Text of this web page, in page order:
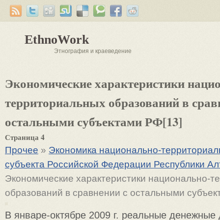
EthnoWork
Этнография и краеведение
Экономические характеристики
территориальных образований в
остальными субъектами РФ[13]
Страница 4
Прочее » Экономика национально-
субъекта Российской Федерации Республики
Экономические характеристики национально-
образований в сравнении с остальными
В январе-октябре 2009 г. реальные